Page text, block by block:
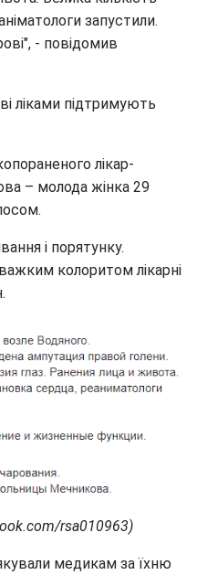
запустили.
- повідомив
ліками підтримують
лікар-
– молода жінка 29
і порятунку.
колоритом лікарні
rsa010963)
медикам за їхню